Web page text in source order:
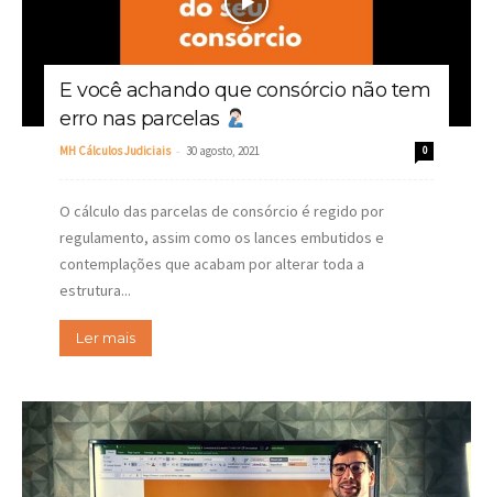
E você achando que consórcio não tem
erro nas parcelas
MH Cálculos Judiciais - 30 agosto, 2021 0
O cálculo das parcelas de consórcio é regido por
regulamento, assim como os lances embutidos e
contemplações que acabam por alterar toda a
estrutura...
Ler mais